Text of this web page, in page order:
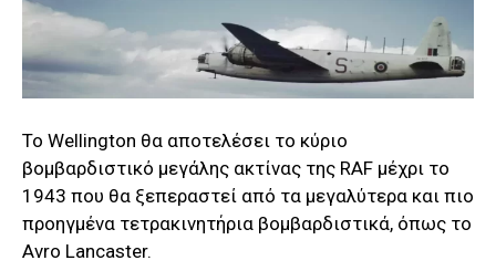
Το Wellington θα αποτελέσει το κύριο
βομβαρδιστικό μεγάλης ακτίνας της RAF μέχρι το
1943 που θα ξεπεραστεί από τα μεγαλύτερα και πιο
προηγμένα τετρακινητήρια βομβαρδιστικά, όπως το
Avro Lancaster.